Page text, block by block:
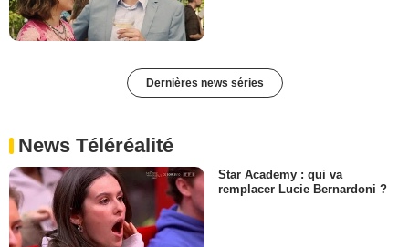
Dernières news séries
News Téléréalité
Star Academy : qui va
remplacer Lucie Bernardoni ?